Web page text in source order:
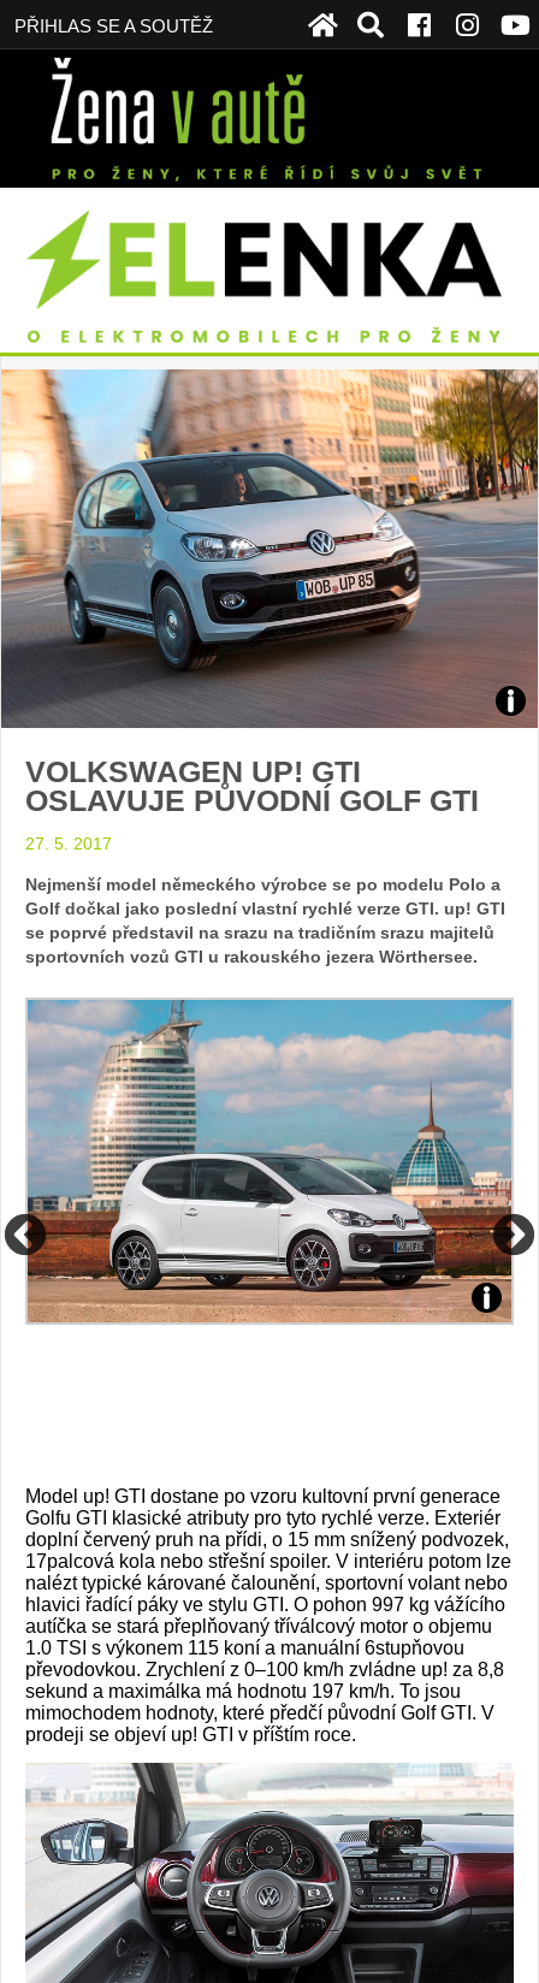
PŘIHLAS SE A SOUTĚŽ
VOLKSWAGEN UP! GTI
OSLAVUJE PŮVODNÍ GOLF GTI
27. 5. 2017
Nejmenší model německého výrobce se po modelu Polo a
Golf dočkal jako poslední vlastní rychlé verze GTI. up! GTI
se poprvé představil na srazu na tradičním srazu majitelů
sportovních vozů GTI u rakouského jezera Wörthersee.
Zdroj:
Model up! GTI dostane po vzoru kultovní první generace
Golfu GTI klasické atributy pro tyto rychlé verze. Exteriér
doplní červený pruh na přídi, o 15 mm snížený podvozek,
17palcová kola nebo střešní spoiler. V interiéru potom lze
nalézt typické kárované čalounění, sportovní volant nebo
hlavici řadící páky ve stylu GTI. O pohon 997 kg vážícího
autíčka se stará přeplňovaný tříválcový motor o objemu
1.0 TSI s výkonem 115 koní a manuální 6stupňovou
převodovkou. Zrychlení z 0–100 km/h zvládne up! za 8,8
sekund a maximálka má hodnotu 197 km/h. To jsou
mimochodem hodnoty, které předčí původní Golf GTI. V
prodeji se objeví up! GTI v příštím roce.